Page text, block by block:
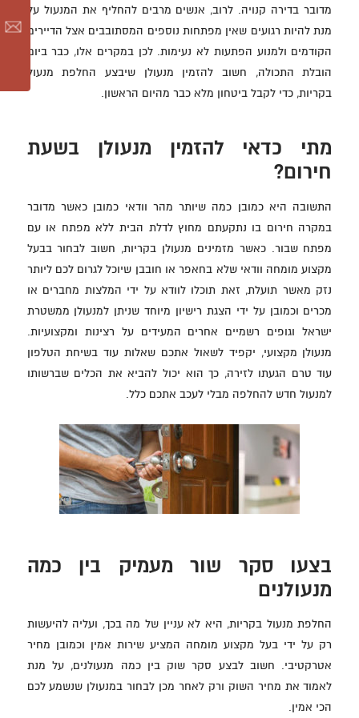
מדובר בדירה קנויה. לרוב, אנשים מרבים להחליף את המנעול על
מנת להיות רגועים שאין מפתחות נוספים המסתובבים אצל הדיירים
הקודמים ולמנוע הפתעות לא נעימות. לכן במקרים אלו, כבר ביום
הובלת התכולה, חשוב להזמין מנעולן שיבצע החלפת מנעול
בקריות, כדי לקבל ביטחון מלא כבר מהיום הראשון.
מתי כדאי להזמין מנעולן בשעת
חירום?
התשובה היא כמובן כמה שיותר מהר וודאי כמובן כאשר מדובר
במקרה חירום בו נתקעתם מחוץ לדלת הבית ללא מפתח או עם
מפתח שבור. כאשר מזמינים מנעולן בקריות, חשוב לבחור בבעל
מקצוע מומחה וודאי שלא בחאפר או חובבן שיוכל לגרום לכם ליותר
נזק מאשר תועלת, זאת תוכלו לוודא על ידי המלצות מחברים או
מכרים וכמובן על ידי הצגת רישיון מיוחד שניתן למנעולן ממשטרת
ישראל וגופים רשמיים אחרים המעידים על רצינות ומקצועיות.
מנעולן מקצועי, יקפיד לשאול אתכם שאלות עוד בשיחת הטלפון
עוד טרם הגעתו לזירה, כך הוא יכול להביא את הכלים שברשותו
למנעול חדש להחלפה מבלי לעכב אתכם כלל.
בצעו סקר שור מעמיק בין כמה
מנעולנים
החלפת מנעול בקריות, היא לא עניין של מה בכך, ועליה להיעשות
רק על ידי בעל מקצוע מומחה המציע שירות אמין וכמובן מחיר
אטרקטיבי. חשוב לבצע סקר שוק בין כמה מנעולנים, על מנת
לאמוד את מחיר השוק ורק לאחר מכן לבחור במנעולן שנשמע לכם
הכי אמין.